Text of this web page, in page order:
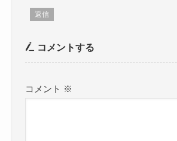
返信
コメントする
コメント ※